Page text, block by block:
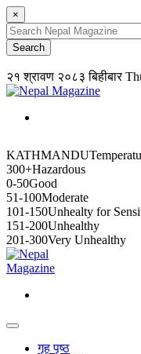
×
२१ श्रावण २०८३ बिहीबार
KATHMANDU
300+Hazardous
0-50Good
51-100Moderate
101-150Unhealty for
151-200Unhealthy
201-300Very Unhealthy
गृह पृष्ठ